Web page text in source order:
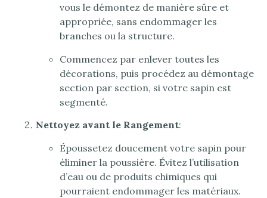
vous le démontez de manière sûre et
appropriée, sans endommager les
branches ou la structure.
Commencez par enlever toutes les
décorations, puis procédez au démontage
section par section, si votre sapin est
segmenté.
Nettoyez avant le Rangement:
Époussetez doucement votre sapin pour
éliminer la poussière. Évitez l’utilisation
d’eau ou de produits chimiques qui
pourraient endommager les matériaux.